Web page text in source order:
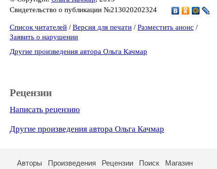
Свидетельство о публикации №213020202324
Список читателей / Версия для печати / Разместить анонс /
Заявить о нарушении
Другие произведения автора Ольга Качмар
Рецензии
Написать рецензию
Другие произведения автора Ольга Качмар
Авторы Произведения Рецензии Поиск
Магазин